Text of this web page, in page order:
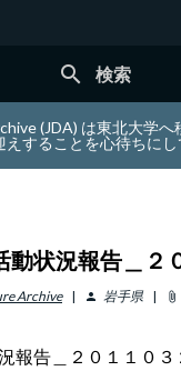
search 検索
(JDA) は東北大学
することを心待ちにし
状況報告＿２
Archive person 岩手県 attach_file
報告＿２０１１０３